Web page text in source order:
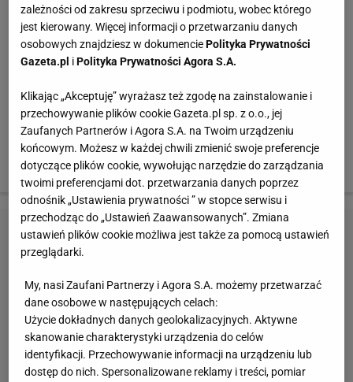
pasek Parfois, 79 zł Imitacja skóry węża
szal Zara, 149 zł Poliester
buty Prima Moda, 459 zł Skóra. Rozmiary: 36-41­
zależności od zakresu sprzeciwu i podmiotu, wobec którego
jest kierowany. Więcej informacji o przetwarzaniu danych
osobowych znajdziesz w dokumencie Polityka Prywatności
Gazeta.pl i Polityka Prywatności Agora S.A.
Klikając „Akceptuję” wyrażasz też zgodę na zainstalowanie i
przechowywanie plików cookie Gazeta.pl sp. z o.o., jej
Zaufanych Partnerów i Agora S.A. na Twoim urządzeniu
końcowym. Możesz w każdej chwili zmienić swoje preferencje
dotyczące plików cookie, wywołując narzędzie do zarządzania
twoimi preferencjami dot. przetwarzania danych poprzez
odnośnik „Ustawienia prywatności ” w stopce serwisu i
przechodząc do „Ustawień Zaawansowanych”. Zmiana
ustawień plików cookie możliwa jest także za pomocą ustawień
przeglądarki.
My, nasi Zaufani Partnerzy i Agora S.A. możemy przetwarzać
dane osobowe w następujących celach:
Użycie dokładnych danych geolokalizacyjnych. Aktywne
skanowanie charakterystyki urządzenia do celów
identyfikacji. Przechowywanie informacji na urządzeniu lub
dostęp do nich. Spersonalizowane reklamy i treści, pomiar